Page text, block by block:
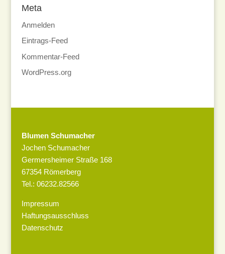
Meta
Anmelden
Eintrags-Feed
Kommentar-Feed
WordPress.org
Blumen Schumacher
Jochen Schumacher
Germersheimer Straße 168
67354 Römerberg
Tel.: 06232.82566
Impressum
Haftungsausschluss
Datenschutz